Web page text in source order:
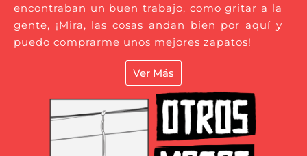
encontraban un buen trabajo, como gritar a la
gente, ¡Mira, las cosas andan bien por aquí y
puedo comprarme unos mejores zapatos!
Ver Más